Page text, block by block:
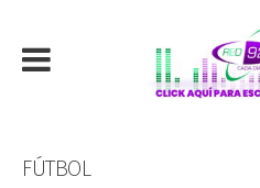
FÚTBOL